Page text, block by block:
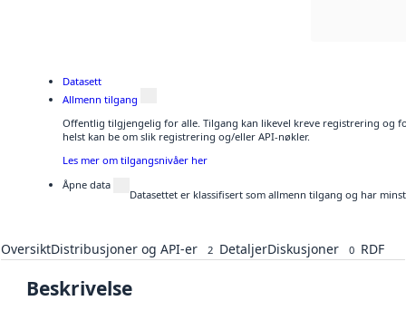
Datasett
Allmenn tilgang
Offentlig tilgjengelig for alle. Tilgang kan likevel kreve registrering og
helst kan be om slik registrering og/eller API-nøkler.
Les mer om tilgangsnivåer her
Åpne data
Datasettet er klassifisert som allmenn tilgang og har
OversiktDistribusjoner og API-er 2 DetaljerDiskusjoner 0 RDF
Beskrivelse